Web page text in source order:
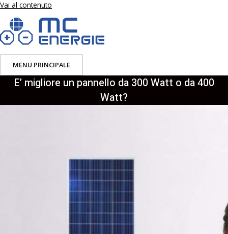
Vai al contenuto
MENU PRINCIPALE
E’ migliore un pannello da 300 Watt o da 400
Watt?